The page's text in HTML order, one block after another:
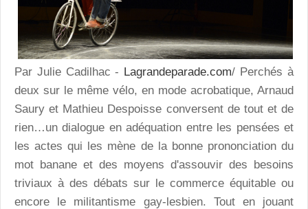
Par Julie Cadilhac - Lagrandeparade.com/ Perchés à
deux sur le même vélo, en mode acrobatique, Arnaud
Saury et Mathieu Despoisse conversent de tout et de
rien…un dialogue en adéquation entre les pensées et
les actes qui les mène de la bonne prononciation du
mot banane et des moyens d'assouvir des besoins
triviaux à des débats sur le commerce équitable ou
encore le militantisme gay-lesbien. Tout en jouant